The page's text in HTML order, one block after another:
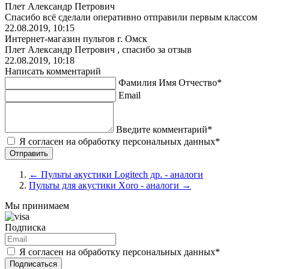
Плет Александр Петрович
Спасибо всё сделали оперативно отправили первым классом
22.08.2019, 10:15
Интернет-магазин пультов г. Омск
Плет Александр Петрович , спасибо за отзыв
22.08.2019, 10:18
Написать комментарий
Фамилия Имя Отчество*
Email
Введите комментарий*
Я согласен на обработку персональных данных*
← Пульты акустики Logitech др. - аналоги
Пульты для акустики Xoro - аналоги →
Мы принимаем
Подписка
Я согласен на обработку персональных данных*
Подписаться